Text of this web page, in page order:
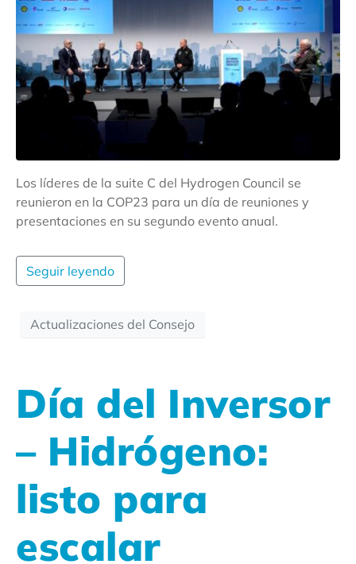
Los líderes de la suite C del Hydrogen Council se
reunieron en la COP23 para un día de reuniones y
presentaciones en su segundo evento anual.
Seguir leyendo
Actualizaciones del Consejo
Día del Inversor
– Hidrógeno:
listo para
escalar